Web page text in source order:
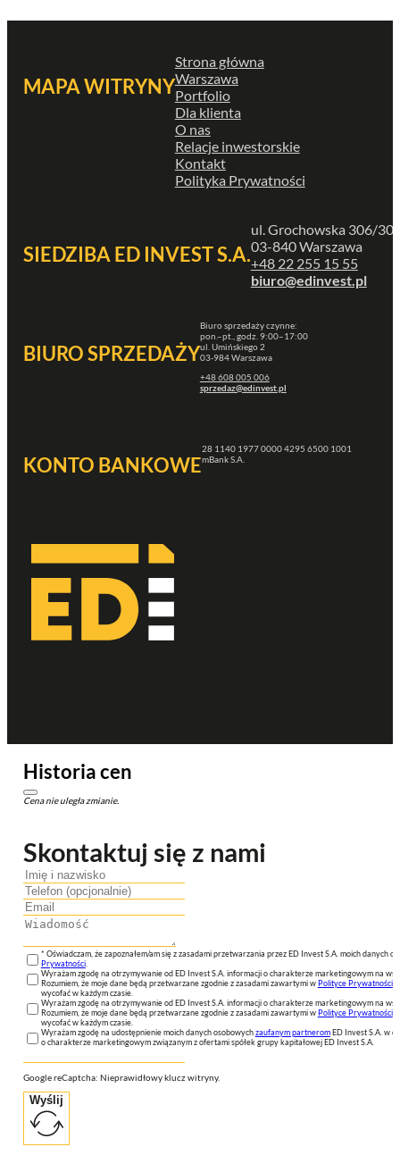
MAPA WITRYNY
Strona główna
Warszawa
Portfolio
Dla klienta
O nas
Relacje inwestorskie
Kontakt
Polityka Prywatności
SIEDZIBA ED INVEST S.A.
ul. Grochowska 306/
03-840 Warszawa
+48 22 255 15 55
biuro@edinvest.pl
BIURO SPRZEDAŻY
Biuro sprzedaży czynne:
pon.–pt., godz. 9:00–17:00
ul. Umińskiego 2
03-984 Warszawa
+48 608 005 006
sprzedaz@edinvest.pl
KONTO BANKOWE
28 1140 1977 0000 4295 6500 1001
mBank S.A.
Historia cen
Cena nie uległa zmianie.
Skontaktuj się z nami
* Oświadczam, że zapoznałem/am się z zasadami przetwarzania przez ED Invest S.A. moich danych
Prywatności.
Wyrażam zgodę na otrzymywanie od ED Invest S.A. informacji o charakterze marketingowym na
Rozumiem, że moje dane będą przetwarzane zgodnie z zasadami zawartymi wPolityce Prywatności
wycofać w każdym czasie.
Wyrażam zgodę na otrzymywanie od ED Invest S.A. informacji o charakterze marketingowym na
Rozumiem, że moje dane będą przetwarzane zgodnie z zasadami zawartymi wPolityce Prywatności
wycofać w każdym czasie.
Wyrażam zgodę na udostępnienie moich danych osobowychzaufanym partneromED Invest S.A. w
o charakterze marketingowym związanym z ofertami spółek grupy kapitałowej ED Invest S.A.
Google reCaptcha: Nieprawidłowy klucz witryny.
Wyślij